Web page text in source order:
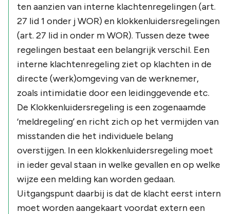
ten aanzien van interne klachtenregelingen (art.
27 lid 1 onder j WOR) en klokkenluidersregelingen
(art. 27 lid in onder m WOR). Tussen deze twee
regelingen bestaat een belangrijk verschil. Een
interne klachtenregeling ziet op klachten in de
directe (werk)omgeving van de werknemer,
zoals intimidatie door een leidinggevende etc.
De Klokkenluidersregeling is een zogenaamde
‘meldregeling’ en richt zich op het vermijden van
misstanden die het individuele belang
overstijgen. In een klokkenluidersregeling moet
in ieder geval staan in welke gevallen en op welke
wijze een melding kan worden gedaan.
Uitgangspunt daarbij is dat de klacht eerst intern
moet worden aangekaart voordat extern een